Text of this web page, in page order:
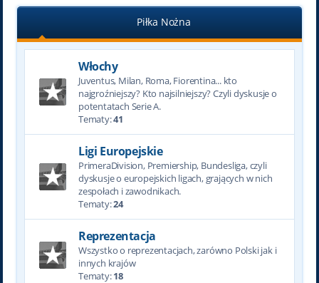
Piłka Nożna
Włochy
Juventus, Milan, Roma, Fiorentina... kto
najgroźniejszy? Kto najsilniejszy? Czyli dyskusje o
potentatach Serie A.
Tematy:41
Ligi Europejskie
PrimeraDivision, Premiership, Bundesliga, czyli
dyskusje o europejskich ligach, grających w nich
zespołach i zawodnikach.
Tematy:24
Reprezentacja
Wszystko o reprezentacjach, zarówno Polski jak i
innych krajów
Tematy:18